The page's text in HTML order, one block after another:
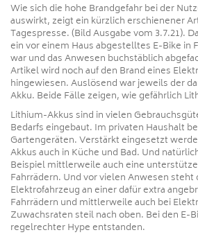
Wie sich die hohe Brandgefahr bei der
auswirkt, zeigt ein kürzlich erschienener
Tagespresse. (Bild Ausgabe vom 3.7.21).
ein vor einem Haus abgestelltes E-Bike in
war und das Anwesen buchstäblich
Artikel wird noch auf den Brand eines
hingewiesen. Auslösend war jeweils der
Akku. Beide Fälle zeigen, wie gefährlich
Lithium-Akkus sind in vielen
Bedarfs eingebaut. Im privaten Haushalt
Gartengeräten. Verstärkt eingesetzt
Akkus auch in Küche und Bad. Und
Beispiel mittlerweile auch eine
Fahrrädern. Und vor vielen Anwesen steht
Elektrofahrzeug an einer dafür extra
Fahrrädern und mittlerweile auch bei
Zuwachsraten steil nach oben. Bei den E-
regelrechter Hype entstanden.